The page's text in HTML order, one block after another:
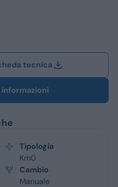
tecnica
informazioni
Tipologia
Km0
Cambio
Manuale